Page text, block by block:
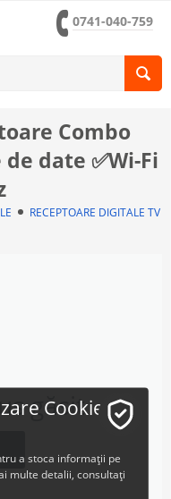
0741-040-759
Combo
date ✅Wi-Fi
RECEPTOARE DIGITALE TV
găsit
Cookie-
a stoca informații pe
multe detalii, consultați